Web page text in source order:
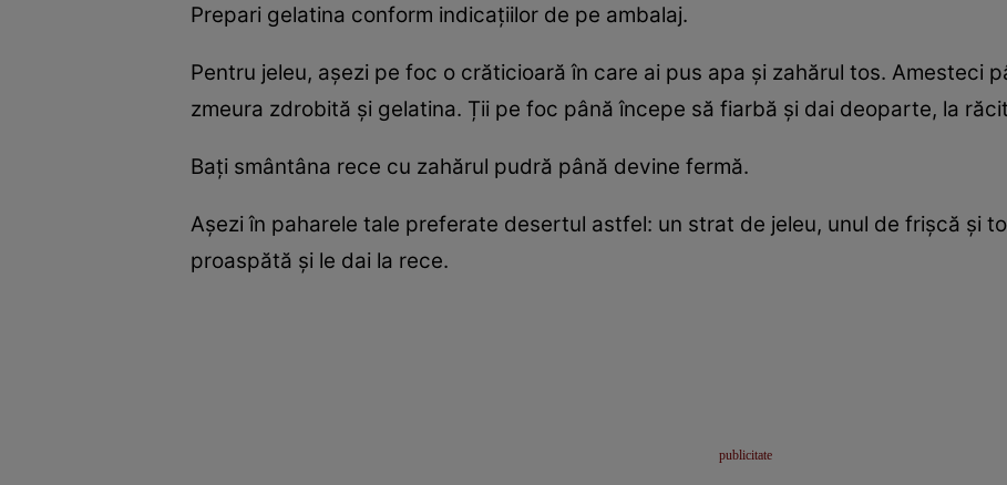
Prepari gelatina conform indicațiilor de pe ambalaj.
Pentru jeleu, așezi pe foc o crăticioară în care ai pus apa și zahărul tos. Amesteci
zmeura zdrobită și gelatina. Ții pe foc până începe să fiarbă și dai deoparte, la
Bați smântâna rece cu zahărul pudră până devine fermă.
Așezi în paharele tale preferate desertul astfel: un strat de jeleu, unul de frișcă și
proaspătă și le dai la rece.